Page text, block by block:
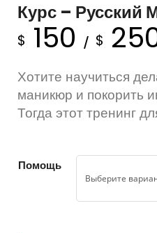
Курс – Русский
$ 150 / $
Хотите научиться
маникюр и покорить
Тогда этот тренинг
Помощь